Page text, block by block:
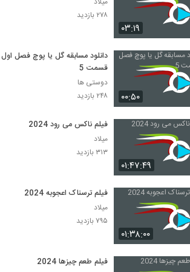
۰۳:۱۹
۲۷۸ بازدید
۰۰:۵۰
دانلود مسابقه گل یا پوچ فصل اول
قسمت 5
دوستی ها
۲۴۸ بازدید
۰۱:۴۷:۴۹
فیلم ناکس می رود 2024
میلاد
۳۱۳ بازدید
۰۱:۳۸:۰۰
فیلم ترسناک اعجوبه 2024
میلاد
۷۹۵ بازدید
فیلم طعم چیزها 2024